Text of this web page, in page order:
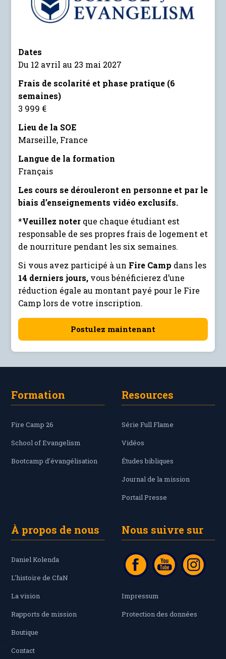
Dates
Du 12 avril au 23 mai 2027
Frais de scolarité et phase pratique (6
semaines)
3 999 €
Lieu de la SOE
Marseille, France
Langue de la formation
Français
Les cours se dérouleront en personne et par le
biais d’enseignements vidéo exclusifs.
*Veuillez noterque chaque étudiant est
responsable de ses propres frais de logement et
de nourriture pendant les six semaines.
Si vous avez participé à un Fire Camp dans les
14 derniers jours,vous bénéficierez d’une
réduction égale au montant payé pour le Fire
Camp lors de votre inscription.
Postulez maintenant
Formation
Fire Camp 26
School of Evangelism
Bootcamp d'évangélisation
Resources
Série Full Flame
Vidéos
Études bibliques
Journal de la mission
Portail Presse
À propos de nous
Daniel Kolenda
L'histoire de CfaN
La vision
Rapports de mission
Boutique
Contact
Nous suivre sur
Impressum
Protection des données